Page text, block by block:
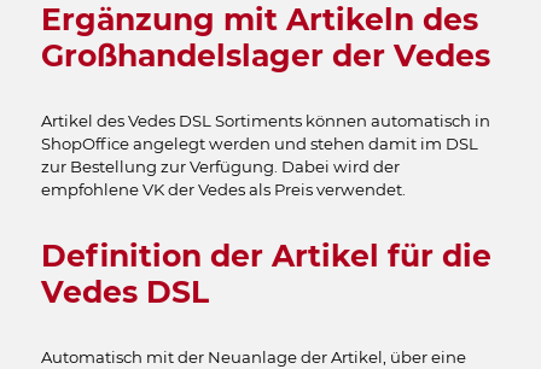
Ergänzung mit Artikeln des
Großhandelslager der Vedes
Artikel des Vedes DSL Sortiments können automatisch in
ShopOffice angelegt werden und stehen damit im DSL
zur Bestellung zur Verfügung. Dabei wird der
empfohlene VK der Vedes als Preis verwendet.
Definition der Artikel für die
Vedes DSL
Automatisch mit der Neuanlage der Artikel, über eine